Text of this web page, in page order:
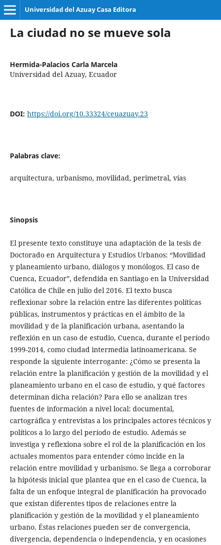
Universidad del Azuay Casa Editora
La ciudad no se mueve sola
Hermida-Palacios Carla Marcela
Universidad del Azuay, Ecuador
DOI: https://doi.org/10.33324/ceuazuay.23
Palabras clave:
arquitectura, urbanismo, movilidad, perimetral, vías
Sinopsis
El presente texto constituye una adaptación de la tesis de
Doctorado en Arquitectura y Estudios Urbanos: “Movilidad
y planeamiento urbano, diálogos y monólogos. El caso de
Cuenca, Ecuador”, defendida en Santiago en la Universidad
Católica de Chile en julio del 2016. El texto busca
reflexionar sobre la relación entre las diferentes políticas
públicas, instrumentos y prácticas en el ámbito de la
movilidad y de la planificación urbana, asentando la
reflexión en un caso de estudio, Cuenca, durante el período
1999-2014, como ciudad intermedia latinoamericana. Se
responde la siguiente interrogante: ¿Cómo se presenta la
relación entre la planificación y gestión de la movilidad y el
planeamiento urbano en el caso de estudio, y qué factores
determinan dicha relación? Para ello se analizan tres
fuentes de información a nivel local: documental,
cartográfica y entrevistas a los principales actores técnicos y
políticos a lo largo del período de estudio. Además se
investiga y reflexiona sobre el rol de la planificación en los
actuales momentos para entender cómo incide en la
relación entre movilidad y urbanismo. Se llega a corroborar
la hipótesis inicial que plantea que en el caso de Cuenca, la
falta de un enfoque integral de planificación ha provocado
que existan diferentes tipos de relaciones entre la
planificación y gestión de la movilidad y el planeamiento
urbano. Éstas relaciones pueden ser de convergencia,
divergencia, dependencia o independencia, y en ocasiones